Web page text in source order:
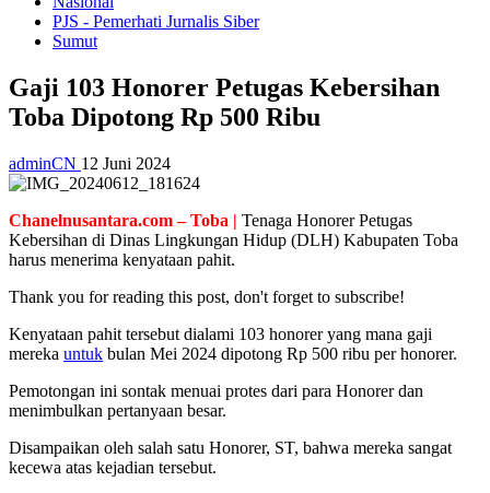
PJS - Pemerhati Jurnalis Siber
Sumut
Gaji 103 Honorer Petugas Kebersihan
Toba Dipotong Rp 500 Ribu
adminCN 12 Juni 2024
Chanelnusantara.com – Toba | Tenaga Honorer Petugas
Kebersihan di Dinas Lingkungan Hidup (DLH) Kabupaten Toba
harus menerima kenyataan pahit.
Thank you for reading this post, don't forget to subscribe!
Kenyataan pahit tersebut dialami 103 honorer yang mana gaji
mereka untuk bulan Mei 2024 dipotong Rp 500 ribu per honorer.
Pemotongan ini sontak menuai protes dari para Honorer dan
menimbulkan pertanyaan besar.
Disampaikan oleh salah satu Honorer, ST, bahwa mereka sangat
kecewa atas kejadian tersebut.